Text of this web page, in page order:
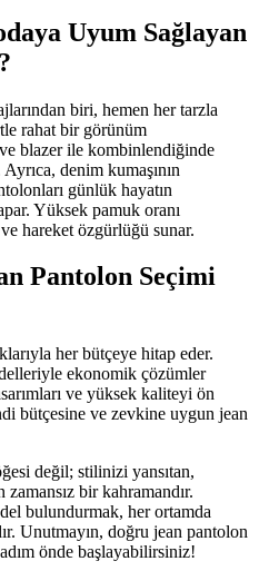
Uyum Sağlayan
biri, hemen her tarzla
rahat bir görünüm
blazer ile kombinlendiğinde
denim kumaşının
günlük hayatın
Yüksek pamuk oranı
hareket özgürlüğü sunar.
Pantolon Seçimi
her bütçeye hitap eder.
ekonomik çözümler
ve yüksek kaliteyi ön
bütçesine ve zevkine uygun jean
değil; stilinizi yansıtan,
zamansız bir kahramandır.
bulundurmak, her ortamda
Unutmayın, doğru jean pantolon
önde başlayabilirsiniz!